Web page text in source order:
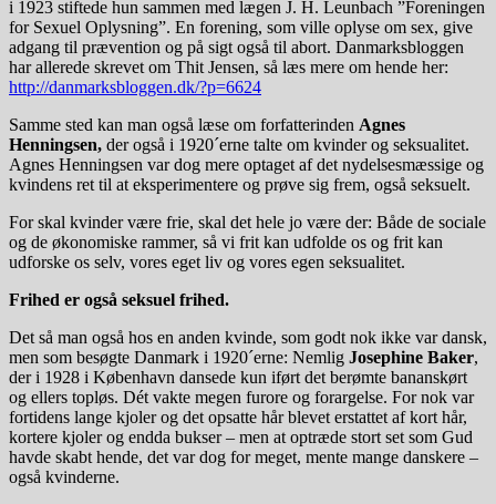
i 1923 stiftede hun sammen med lægen J. H. Leunbach ”Foreningen
for Sexuel Oplysning”. En forening, som ville oplyse om sex, give
adgang til prævention og på sigt også til abort. Danmarksbloggen
har allerede skrevet om Thit Jensen, så læs mere om hende her:
http://danmarksbloggen.dk/?p=6624
Samme sted kan man også læse om forfatterinden Agnes
Henningsen, der også i 1920´erne talte om kvinder og seksualitet.
Agnes Henningsen var dog mere optaget af det nydelsesmæssige og
kvindens ret til at eksperimentere og prøve sig frem, også seksuelt.
For skal kvinder være frie, skal det hele jo være der: Både de sociale
og de økonomiske rammer, så vi frit kan udfolde os og frit kan
udforske os selv, vores eget liv og vores egen seksualitet.
Frihed er også seksuel frihed.
Det så man også hos en anden kvinde, som godt nok ikke var dansk,
men som besøgte Danmark i 1920´erne: Nemlig Josephine Baker,
der i 1928 i København dansede kun iført det berømte bananskørt
og ellers topløs. Dét vakte megen furore og forargelse. For nok var
fortidens lange kjoler og det opsatte hår blevet erstattet af kort hår,
kortere kjoler og endda bukser – men at optræde stort set som Gud
havde skabt hende, det var dog for meget, mente mange danskere –
også kvinderne.